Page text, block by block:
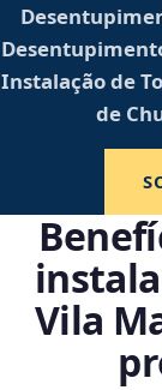
Instalação de
de
Vila